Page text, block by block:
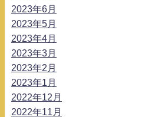
2023年6月
2023年5月
2023年4月
2023年3月
2023年2月
2023年1月
2022年12月
2022年11月